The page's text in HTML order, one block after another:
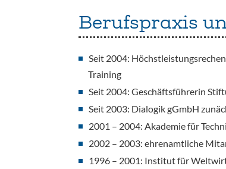
Berufspraxis
Seit 2004:
Training
Seit 2004: Geschäftsführerin
Seit 2003: Dialogik gGmbH
2001 – 2004: Akademie für
2002 – 2003: ehrenamtliche
1996 – 2001: Institut für